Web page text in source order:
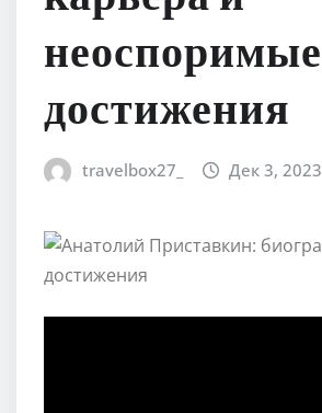
неоспоримые
достижения
travelbox27_ Дек 3, 2023